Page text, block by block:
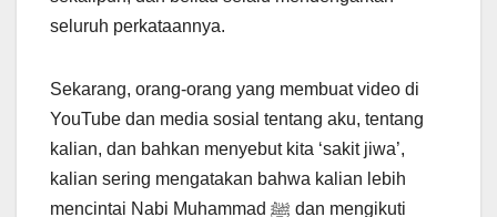
seluruh perkataannya.
Sekarang, orang-orang yang membuat video di
YouTube dan media sosial tentang aku, tentang
kalian, dan bahkan menyebut kita ‘sakit jiwa’,
kalian sering mengatakan bahwa kalian lebih
mencintai Nabi Muhammad ﷺ dan mengikuti